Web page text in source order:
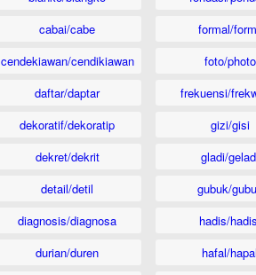
cabai/cabe
cendekiawan/cendikiawan
daftar/daptar
dekoratif/dekoratip
dekret/dekrit
detail/detil
diagnosis/diagnosa
durian/duren
formal/
foto/photo
frekuensi/
gizi/gisi
gladi/
gubuk/
hadis/
hafal/hapal